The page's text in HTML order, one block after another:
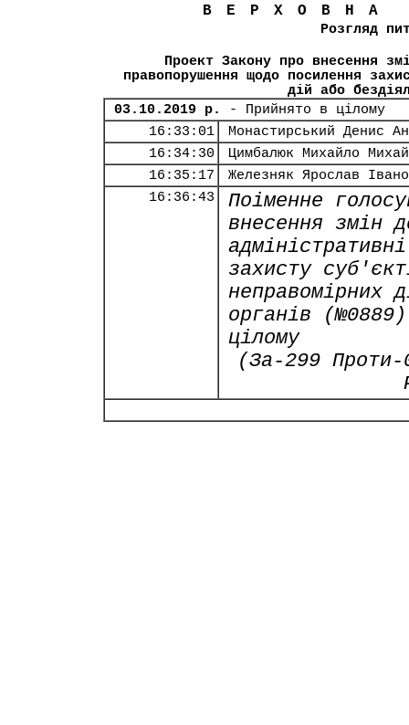
Розгляд
Проект Закону про внесення
правопорушення щодо посилення
дій або
03.10.2019 р.
- Прийнято в цілому
16:33:01
Монастирський Денис
16:34:30
Цимбалюк Михайло
16:35:17
Железняк Ярослав
16:36:43
Поіменне
внесення змін
захисту
неправомірних
органів
цілому
(За-299 Проти-